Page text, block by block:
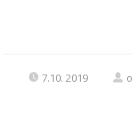
7.10. 2019